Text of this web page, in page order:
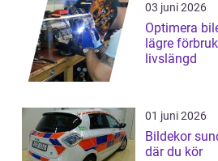
03 juni 2026
Optimera
lägre
livslängd
01 juni 2026
Bildekor sundsvall
där du kör